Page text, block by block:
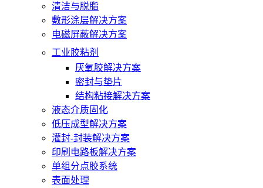
清洁与脱脂
敷形涂层解决方案
电磁屏蔽解决方案
工业胶粘剂
厌氧胶解决方案
密封与垫片
结构粘接解决方案
液态介质固化
低压成型解决方案
灌封-封装解决方案
印刷电路板解决方案
单组分点胶系统
表面处理